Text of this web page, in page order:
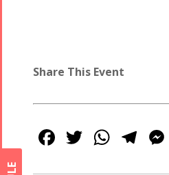
Share This Event
Facebook
Twitter